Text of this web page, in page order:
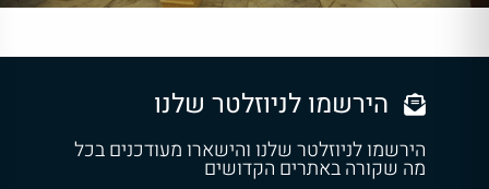
הירשמו לניוזלטר שלנו
הירשמו לניוזלטר שלנו והישארו מעודכנים בכל
מה שקורה באתרים הקדושים